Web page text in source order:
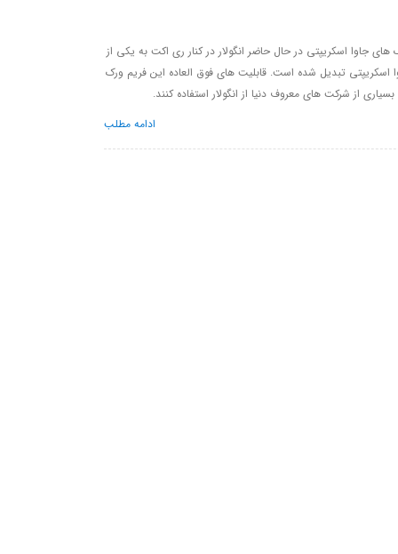
های جاوا اسکریپتی در حال حاضر انگولار در کنار ری اکت به یکی از
تبدیل شده است. قابلیت های فوق العاده این فریم ورک
از شرکت های معروف دنیا از انگولار استفاده کنند.
ادامه مطلب